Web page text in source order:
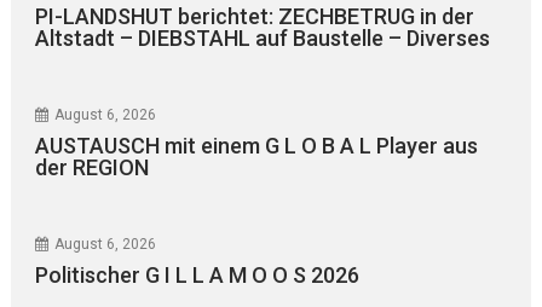
PI-LANDSHUT berichtet: ZECHBETRUG in der
Altstadt – DIEBSTAHL auf Baustelle – Diverses
August 6, 2026
AUSTAUSCH mit einem G L O B A L Player aus
der REGION
August 6, 2026
Politischer G I L L A M O O S 2026